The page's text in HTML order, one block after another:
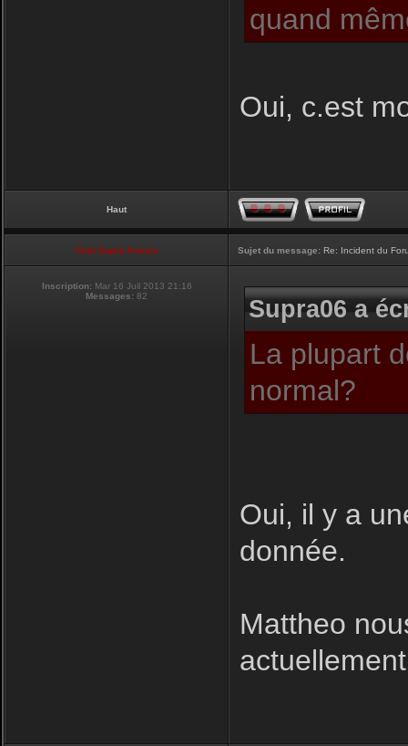
quand
Oui, c.est
Haut
Club Supra France Sujet du message: Re: Incident du
Inscription: Mar 16 Juil 2013 21:16
Messages: 82 Supra06 a
La plupart
normal?
Oui, il y a
donnée.
Mattheo